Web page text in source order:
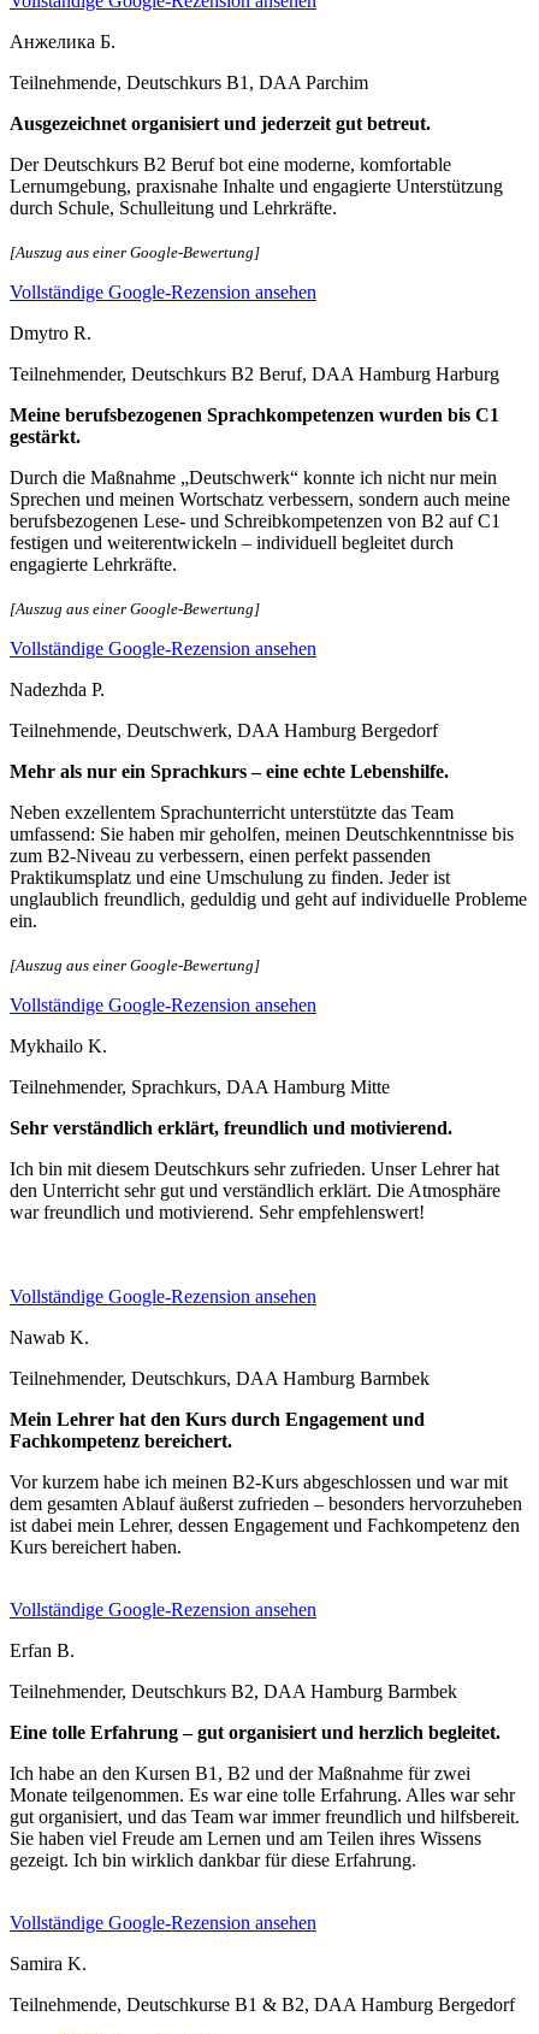
Анжелика Б.
Teilnehmende, Deutschkurs B1, DAA Parchim
Ausgezeichnet organisiert und jederzeit gut betreut.
Der Deutschkurs B2 Beruf bot eine moderne, komfortable
Lernumgebung, praxisnahe Inhalte und engagierte Unterstützung
durch Schule, Schulleitung und Lehrkräfte.
[Auszug aus einer Google-Bewertung]
Vollständige Google-Rezension ansehen
Dmytro R.
Teilnehmender, Deutschkurs B2 Beruf, DAA Hamburg Harburg
Meine berufsbezogenen Sprachkompetenzen wurden bis C1
gestärkt.
Durch die Maßnahme „Deutschwerk“ konnte ich nicht nur mein
Sprechen und meinen Wortschatz verbessern, sondern auch meine
berufsbezogenen Lese- und Schreibkompetenzen von B2 auf C1
festigen und weiterentwickeln – individuell begleitet durch
engagierte Lehrkräfte.
[Auszug aus einer Google-Bewertung]
Vollständige Google-Rezension ansehen
Nadezhda P.
Teilnehmende, Deutschwerk, DAA Hamburg Bergedorf
Mehr als nur ein Sprachkurs – eine echte Lebenshilfe.
Neben exzellentem Sprachunterricht unterstützte das Team
umfassend: Sie haben mir geholfen, meinen Deutschkenntnisse bis
zum B2-Niveau zu verbessern, einen perfekt passenden
Praktikumsplatz und eine Umschulung zu finden. Jeder ist
unglaublich freundlich, geduldig und geht auf individuelle Probleme
ein.
[Auszug aus einer Google-Bewertung]
Vollständige Google-Rezension ansehen
Mykhailo K.
Teilnehmender, Sprachkurs, DAA Hamburg Mitte
Sehr verständlich erklärt, freundlich und motivierend.
Ich bin mit diesem Deutschkurs sehr zufrieden. Unser Lehrer hat
den Unterricht sehr gut und verständlich erklärt. Die Atmosphäre
war freundlich und motivierend. Sehr empfehlenswert!
Vollständige Google-Rezension ansehen
Nawab K.
Teilnehmender, Deutschkurs, DAA Hamburg Barmbek
Mein Lehrer hat den Kurs durch Engagement und
Fachkompetenz bereichert.
Vor kurzem habe ich meinen B2-Kurs abgeschlossen und war mit
dem gesamten Ablauf äußerst zufrieden – besonders hervorzuheben
ist dabei mein Lehrer, dessen Engagement und Fachkompetenz den
Kurs bereichert haben.
Vollständige Google-Rezension ansehen
Erfan B.
Teilnehmender, Deutschkurs B2, DAA Hamburg Barmbek
Eine tolle Erfahrung – gut organisiert und herzlich begleitet.
Ich habe an den Kursen B1, B2 und der Maßnahme für zwei
Monate teilgenommen. Es war eine tolle Erfahrung. Alles war sehr
gut organisiert, und das Team war immer freundlich und hilfsbereit.
Sie haben viel Freude am Lernen und am Teilen ihres Wissens
gezeigt. Ich bin wirklich dankbar für diese Erfahrung.
Vollständige Google-Rezension ansehen
Samira K.
Teilnehmende, Deutschkurse B1 & B2, DAA Hamburg Bergedorf